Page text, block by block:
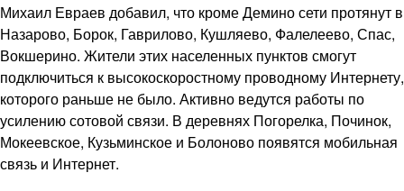
Михаил Евраев добавил, что кроме Демино сети протянут в
Назарово, Борок, Гаврилово, Кушляево, Фалелеево, Спас,
Вокшерино. Жители этих населенных пунктов смогут
подключиться к высокоскоростному проводному Интернету,
которого раньше не было. Активно ведутся работы по
усилению сотовой связи. В деревнях Погорелка, Починок,
Мокеевское, Кузьминское и Болоново появятся мобильная
связь и Интернет.